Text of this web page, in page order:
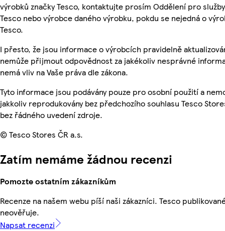
výrobků značky Tesco, kontaktujte prosím Oddělení pro
Tesco nebo výrobce daného výrobku, pokdu se nejedná o
Tesco.
I přesto, že jsou informace o výrobcích pravidelně
nemůže přijmout odpovědnost za jakékoliv nesprávné
nemá vliv na Vaše práva dle zákona.
Tyto informace jsou podávány pouze pro osobní použití a
jakkoliv reprodukovány bez předchozího souhlasu Tesco
bez řádného uvedení zdroje.
© Tesco Stores ČR a.s.
Zatím nemáme žádnou recenzi
Pomozte ostatním zákazníkům
Recenze na našem webu píší naši zákazníci. Tesco
neověřuje.
Napsat recenzi